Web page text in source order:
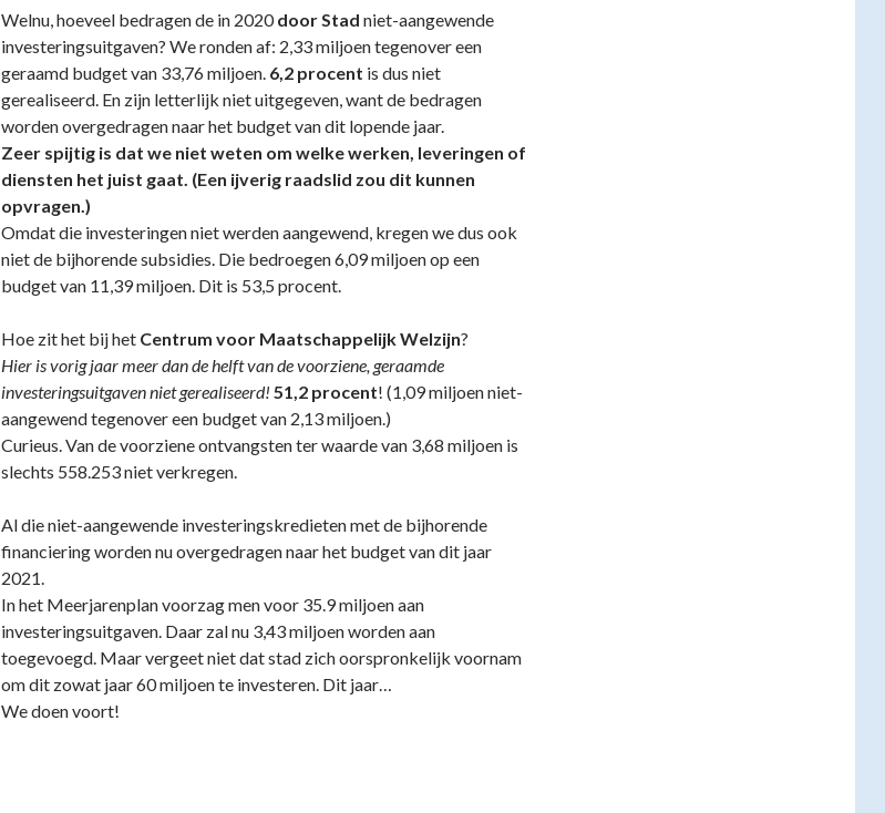
Welnu, hoeveel bedragen de in 2020door Stad niet-aangewende
investeringsuitgaven? We ronden af: 2,33 miljoen tegenover een
geraamd budget van 33,76 miljoen. 6,2 procent is dus niet
gerealiseerd. En zijn letterlijk niet uitgegeven, want de bedragen
worden overgedragen naar het budget van dit lopende jaar.
Zeer spijtig is dat we niet weten om welke werken, leveringen of
diensten het juist gaat. (Een ijverig raadslid zou dit kunnen
opvragen.)
Omdat die investeringen niet werden aangewend, kregen we dus ook
niet de bijhorende subsidies. Die bedroegen 6,09 miljoen op een
budget van 11,39 miljoen. Dit is 53,5 procent.
Hoe zit het bij het Centrum voor Maatschappelijk Welzijn?
Hier is vorig jaar meer dan de helft van de voorziene, geraamde
investeringsuitgaven niet gerealiseerd! 51,2 procent! (1,09 miljoen niet-
aangewend tegenover een budget van 2,13 miljoen.)
Curieus. Van de voorziene ontvangsten ter waarde van 3,68 miljoen is
slechts 558.253 niet verkregen.
Al die niet-aangewende investeringskredieten met de bijhorende
financiering worden nu overgedragen naar het budget van dit jaar
2021.
In het Meerjarenplan voorzag men voor 35.9 miljoen aan
investeringsuitgaven. Daar zal nu 3,43 miljoen worden aan
toegevoegd. Maar vergeet niet dat stad zich oorspronkelijk voornam
om dit zowat jaar 60 miljoen te investeren. Dit jaar…
We doen voort!